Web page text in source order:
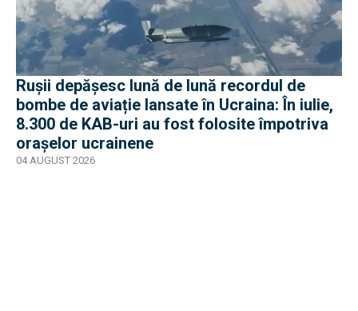
Rușii depășesc lună de lună recordul de
bombe de aviație lansate în Ucraina: În iulie,
8.300 de KAB-uri au fost folosite împotriva
orașelor ucrainene
04 AUGUST 2026